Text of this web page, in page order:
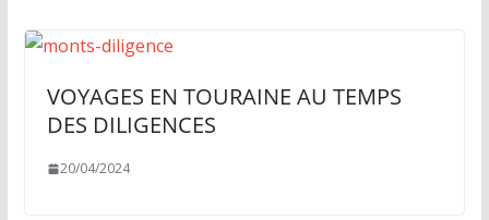
VOYAGES EN TOURAINE AU TEMPS
DES DILIGENCES
20/04/2024